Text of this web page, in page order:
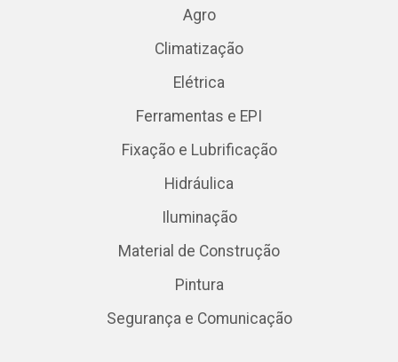
Agro
Climatização
Elétrica
Ferramentas e EPI
Fixação e Lubrificação
Hidráulica
Iluminação
Material de Construção
Pintura
Segurança e Comunicação